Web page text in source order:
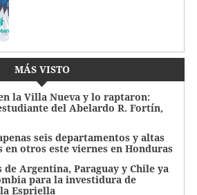
MÁS VISTO
la Villa Nueva y lo raptaron:
del Abelardo R. Fortín,
seis departamentos y altas
en otros este viernes en Honduras
de Argentina, Paraguay y Chile ya
para la investidura de
Espriella